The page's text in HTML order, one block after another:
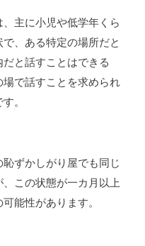
主に小児や低学年くら
、ある特定の場所だと
と話すことはできる
で話すことを求められ
。
ずかしがり屋でも同じ
この状態が一カ月以上
能性があります。